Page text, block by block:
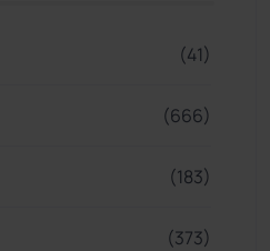
(41)
(666)
(183)
(373)